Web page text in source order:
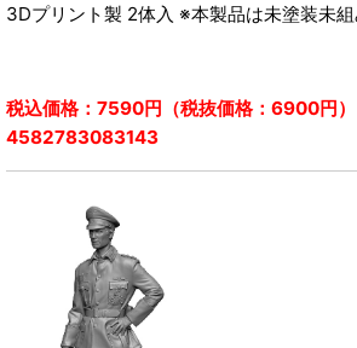
3Dプリント製 2体入 ※本製品は未塗装未組
税込価格：7590円（税抜価格：6900円
4582783083143